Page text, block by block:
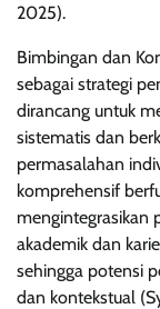
2025).
Bimbingan dan
sebagai strategi
dirancang untuk
sistematis dan
permasalahan
komprehensif
mengintegrasikan
akademik dan
sehingga potensi
dan kontekstual